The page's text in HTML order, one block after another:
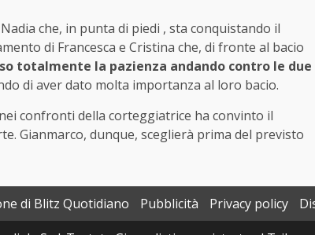
che, in punta di piedi , sta conquistando il
di Francesca e Cristina che, di fronte al bacio
totalmente la pazienza andando contro le due
di aver dato molta importanza al loro bacio.
confronti della corteggiatrice ha convinto il
Gianmarco, dunque, sceglierà prima del previsto
di Blitz Quotidiano Pubblicità Privacy policy